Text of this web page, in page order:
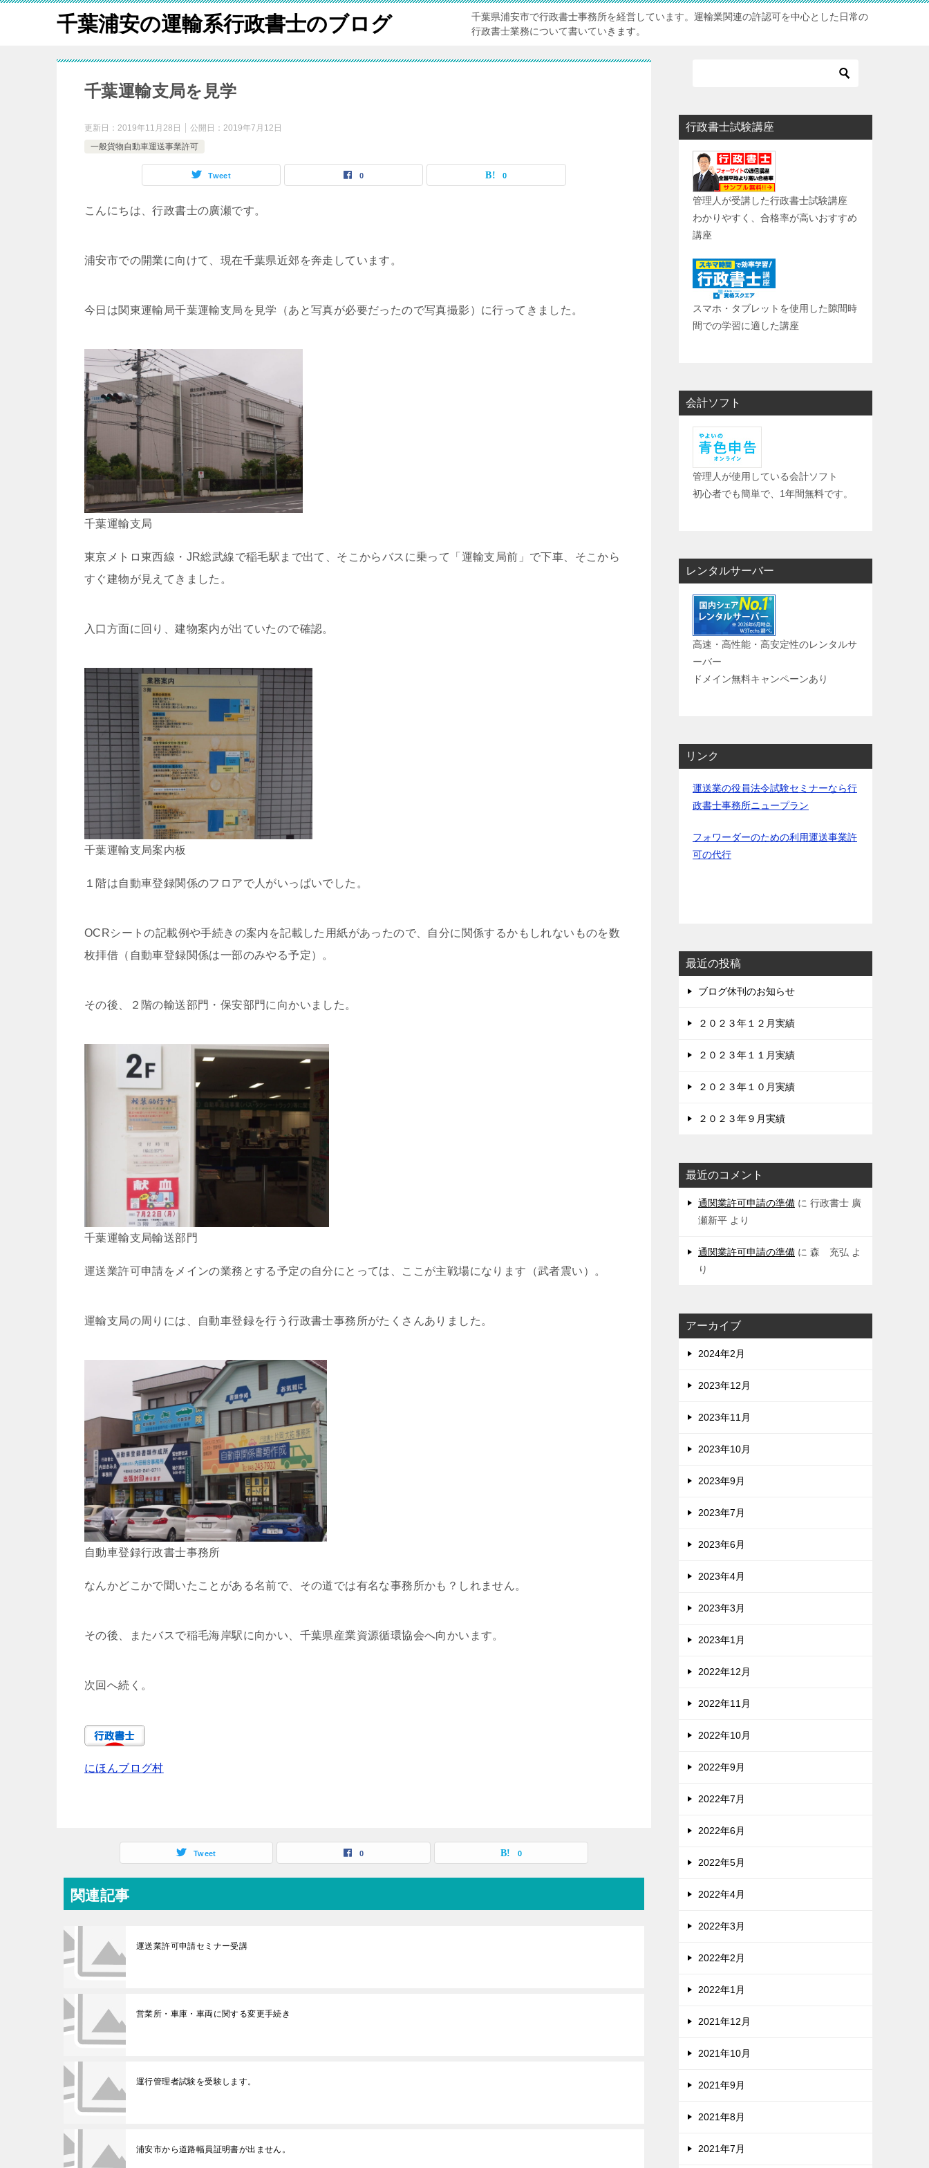
千葉浦安の運輸系行政書士のブログ
千葉県浦安市で行政書士事務所を経営しています。運輸業関連の許認可を中心とした日常の
行政書士業務について書いていきます。
千葉運輸支局を見学
更新日： 2019年11月28日 公開日： 2019年7月12日
一般貨物自動車運送事業許可
Tweet 0 0
こんにちは、行政書士の廣瀬です。
浦安市での開業に向けて、現在千葉県近郊を奔走しています。
今日は関東運輸局千葉運輸支局を見学（あと写真が必要だったので写真撮影）に行ってきました。
千葉運輸支局
東京メトロ東西線・JR総武線で稲毛駅まで出て、そこからバスに乗って「運輸支局前」で下車、そこから
すぐ建物が見えてきました。
入口方面に回り、建物案内が出ていたので確認。
千葉運輸支局案内板
１階は自動車登録関係のフロアで人がいっぱいでした。
OCRシートの記載例や手続きの案内を記載した用紙があったので、自分に関係するかもしれないものを数
枚拝借（自動車登録関係は一部のみやる予定）。
その後、２階の輸送部門・保安部門に向かいました。
千葉運輸支局輸送部門
運送業許可申請をメインの業務とする予定の自分にとっては、ここが主戦場になります（武者震い）。
運輸支局の周りには、自動車登録を行う行政書士事務所がたくさんありました。
自動車登録行政書士事務所
なんかどこかで聞いたことがある名前で、その道では有名な事務所かも？しれません。
その後、またバスで稲毛海岸駅に向かい、千葉県産業資源循環協会へ向かいます。
次回へ続く。
にほんブログ村
Tweet 0 0
関連記事
運送業許可申請セミナー受講
営業所・車庫・車両に関する変更手続き
運行管理者試験を受験します。
浦安市から道路幅員証明書が出ません。
行政書士試験講座
管理人が受講した行政書士試験講座
わかりやすく、合格率が高いおすすめ
講座
スマホ・タブレットを使用した隙間時
間での学習に適した講座
会計ソフト
管理人が使用している会計ソフト
初心者でも簡単で、1年間無料です。
レンタルサーバー
高速・高性能・高安定性のレンタルサ
ーバー
ドメイン無料キャンペーンあり
リンク
運送業の役員法令試験セミナーなら行
政書士事務所ニュープラン
フォワーダーのための利用運送事業許
可の代行
最近の投稿
ブログ休刊のお知らせ
２０２３年１２月実績
２０２３年１１月実績
２０２３年１０月実績
２０２３年９月実績
最近のコメント
通関業許可申請の準備 に 行政書士 廣
瀬新平 より
通関業許可申請の準備 に 森 充弘 よ
り
アーカイブ
2024年2月
2023年12月
2023年11月
2023年10月
2023年9月
2023年7月
2023年6月
2023年4月
2023年3月
2023年1月
2022年12月
2022年11月
2022年10月
2022年9月
2022年7月
2022年6月
2022年5月
2022年4月
2022年3月
2022年2月
2022年1月
2021年12月
2021年10月
2021年9月
2021年8月
2021年7月